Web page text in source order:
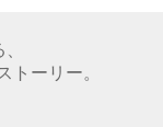
トーリー。